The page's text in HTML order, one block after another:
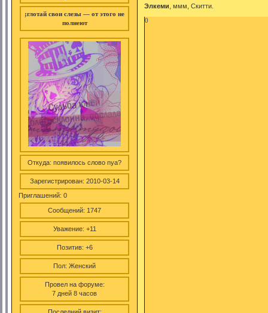
;глотай свои слезы — от этого не
полнеют
Откуда: появилось слово nya?
Зарегистрирован: 2010-03-14
Приглашений: 0
Сообщений: 1747
Уважение: +11
Позитив: +6
Пол: Женский
Провел на форуме:
7 дней 8 часов
Элкеми , ммм, Скитти.
0